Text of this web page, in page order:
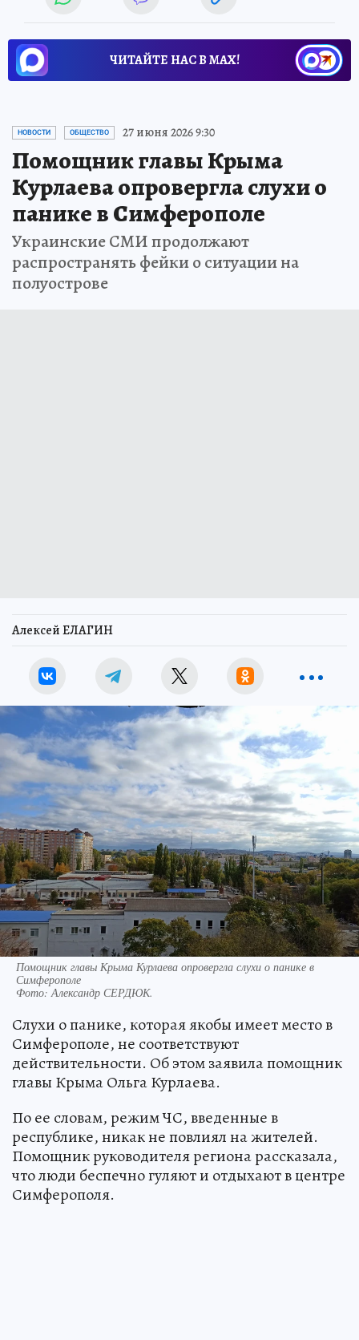
ЧИТАЙТЕ НАС В МАХ!
НОВОСТИ ОБЩЕСТВО 27 июня 2026 9:30
Помощник главы Крыма
Курлаева опровергла слухи о
панике в Симферополе
Украинские СМИ продолжают
распространять фейки о ситуации на
полуострове
Алексей ЕЛАГИН
Помощник главы Крыма Курлаева опровергла слухи о панике в
Симферополе
Фото:Александр СЕРДЮК.
Слухи о панике, которая якобы имеет место в
Симферополе, не соответствуют
действительности. Об этом заявила помощник
главы Крыма Ольга Курлаева.
По ее словам, режим ЧС, введенные в
республике, никак не повлиял на жителей.
Помощник руководителя региона рассказала,
что люди беспечно гуляют и отдыхают в центре
Симферополя.